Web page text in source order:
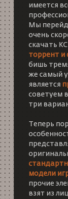
имеется
Мы
очень
скачать КС
торрент
бишь
же самый
является
советуем
три
Теперь
модели
прочие
взят из